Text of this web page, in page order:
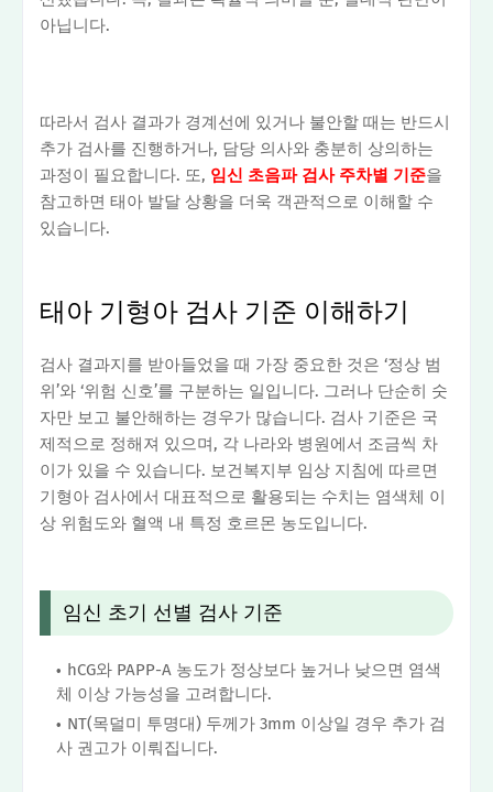
아닙니다.
따라서 검사 결과가 경계선에 있거나 불안할 때는 반드시
추가 검사를 진행하거나, 담당 의사와 충분히 상의하는
과정이 필요합니다. 또, 임신 초음파 검사 주차별 기준을
참고하면 태아 발달 상황을 더욱 객관적으로 이해할 수
있습니다.
태아 기형아 검사 기준 이해하기
검사 결과지를 받아들었을 때 가장 중요한 것은 ‘정상 범
위’와 ‘위험 신호’를 구분하는 일입니다. 그러나 단순히 숫
자만 보고 불안해하는 경우가 많습니다. 검사 기준은 국
제적으로 정해져 있으며, 각 나라와 병원에서 조금씩 차
이가 있을 수 있습니다. 보건복지부 임상 지침에 따르면
기형아 검사에서 대표적으로 활용되는 수치는 염색체 이
상 위험도와 혈액 내 특정 호르몬 농도입니다.
임신 초기 선별 검사 기준
hCG와 PAPP-A 농도가 정상보다 높거나 낮으면 염색
체 이상 가능성을 고려합니다.
NT(목덜미 투명대) 두께가 3mm 이상일 경우 추가 검
사 권고가 이뤄집니다.